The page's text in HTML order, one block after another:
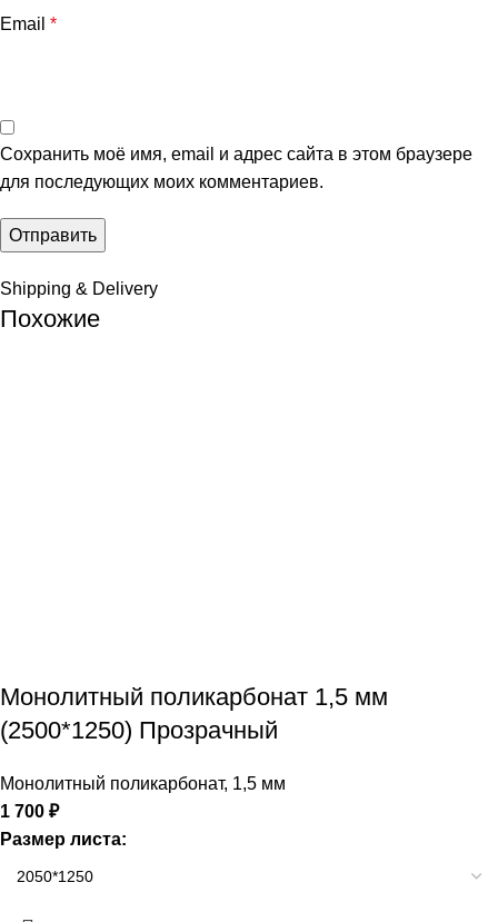
Email *
Сохранить моё имя, email и адрес сайта в этом браузере
для последующих моих комментариев.
Shipping & Delivery
Похожие
Монолитный поликарбонат 1,5 мм
(2500*1250) Прозрачный
Монолитный поликарбонат, 1,5 мм
1 700 ₽
Размер листа: